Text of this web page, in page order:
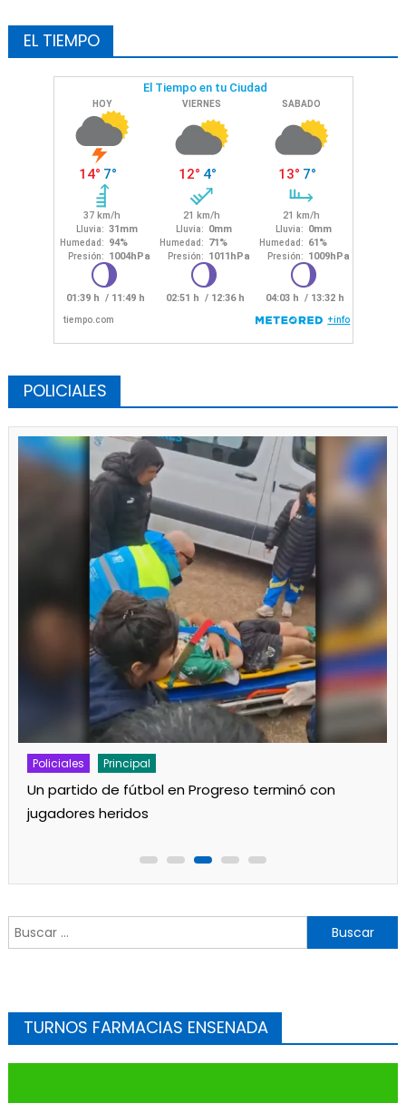
EL TIEMPO
POLICIALES
Policiales Principal
Se incendió una vivienda
Buscar:
TURNOS FARMACIAS ENSENADA